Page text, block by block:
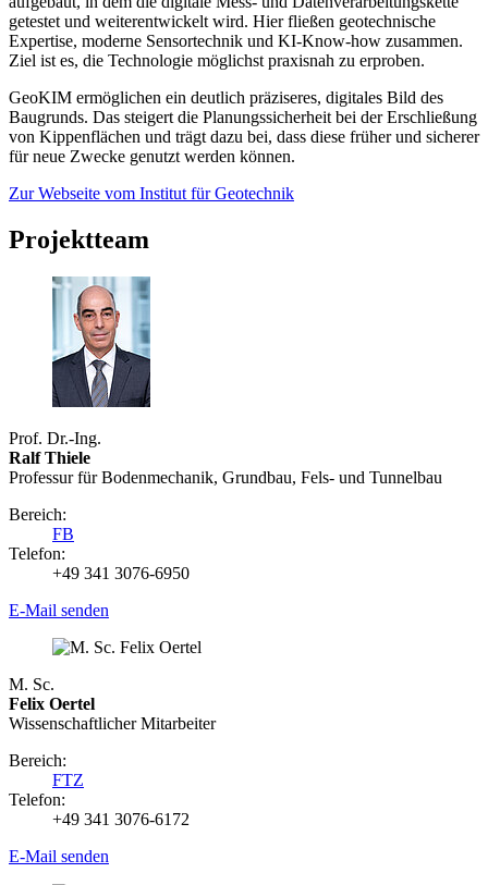
getestet und weiterentwickelt wird. Hier fließen geotechnische
Expertise, moderne Sensortechnik und KI-Know-how zusammen.
Ziel ist es, die Technologie möglichst praxisnah zu erproben.
GeoKIM ermöglichen ein deutlich präziseres, digitales Bild des
Baugrunds. Das steigert die Planungssicherheit bei der Erschließung
von Kippenflächen und trägt dazu bei, dass diese früher und sicherer
für neue Zwecke genutzt werden können.
Zur Webseite vom Institut für Geotechnik
Projektteam
Prof. Dr.-Ing.
Ralf Thiele
Professur für Bodenmechanik, Grundbau, Fels- und Tunnelbau
Bereich:
FB
Telefon:
+49 341 3076-6950
E-Mail senden
M. Sc.
Felix Oertel
Wissenschaftlicher Mitarbeiter
Bereich:
FTZ
Telefon:
+49 341 3076-6172
E-Mail senden